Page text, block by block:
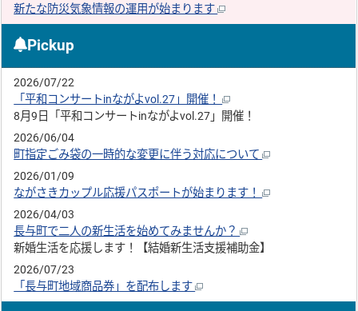
新たな防災気象情報の運用が始まります
Pickup
2026/07/22
「平和コンサートinながよvol.27」開催！
8月9日「平和コンサートinながよvol.27」開催！
2026/06/04
町指定ごみ袋の一時的な変更に伴う対応について
2026/01/09
ながさきカップル応援パスポートが始まります！
2026/04/03
長与町で二人の新生活を始めてみませんか？
新婚生活を応援します！【結婚新生活支援補助金】
2026/07/23
「長与町地域商品券」を配布します